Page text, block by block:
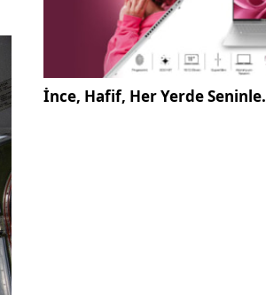
İnce, Hafif, Her Yerde Seninle.